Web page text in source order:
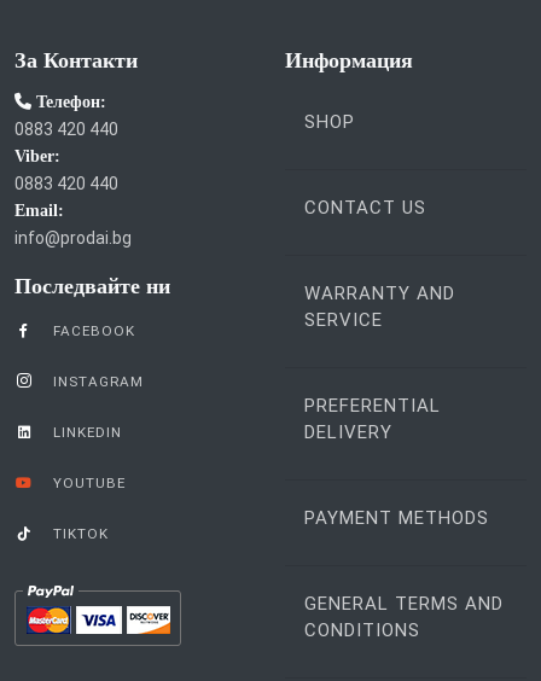
За Контакти
Телефон:
0883 420 440
Viber:
0883 420 440
Email:
info@prodai.bg
Последвайте ни
FACEBOOK
INSTAGRAM
LINKEDIN
YOUTUBE
TIKTOK
Информация
SHOP
CONTACT US
WARRANTY AND
SERVICE
PREFERENTIAL
DELIVERY
PAYMENT METHODS
GENERAL TERMS AND
CONDITIONS